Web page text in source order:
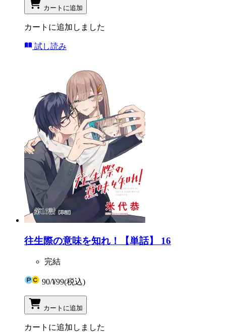
カートに追加
カートに追加しました
試し読み
往生際の意味を知れ！【単話】 16
完結
90/¥99(税込)
カートに追加
カートに追加しました